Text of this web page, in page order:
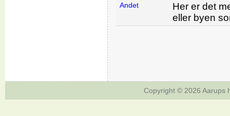
Andet
Her er det
eller byen
Copyright © 2026Aarups